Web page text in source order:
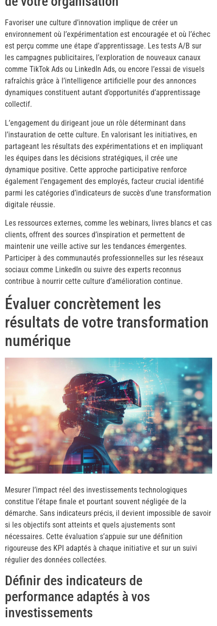
Favoriser une culture d’innovation implique de créer un
environnement où l’expérimentation est encouragée et où l’échec
est perçu comme une étape d’apprentissage. Les tests A/B sur
les campagnes publicitaires, l’exploration de nouveaux canaux
comme TikTok Ads ou LinkedIn Ads, ou encore l’essai de visuels
rafraîchis grâce à l’intelligence artificielle pour des annonces
dynamiques constituent autant d’opportunités d’apprentissage
collectif.
L’engagement du dirigeant joue un rôle déterminant dans
l’instauration de cette culture. En valorisant les initiatives, en
partageant les résultats des expérimentations et en impliquant
les équipes dans les décisions stratégiques, il crée une
dynamique positive. Cette approche participative renforce
également l’engagement des employés, facteur crucial identifié
parmi les catégories d’indicateurs de succès d’une transformation
digitale réussie.
Les ressources externes, comme les webinars, livres blancs et cas
clients, offrent des sources d’inspiration et permettent de
maintenir une veille active sur les tendances émergentes.
Participer à des communautés professionnelles sur les réseaux
sociaux comme LinkedIn ou suivre des experts reconnus
contribue à nourrir cette culture d’amélioration continue.
Évaluer concrètement les
résultats de votre transformation
numérique
Mesurer l’impact réel des investissements technologiques
constitue l’étape finale et pourtant souvent négligée de la
démarche. Sans indicateurs précis, il devient impossible de savoir
si les objectifs sont atteints et quels ajustements sont
nécessaires. Cette évaluation s’appuie sur une définition
rigoureuse des KPI adaptés à chaque initiative et sur un suivi
régulier des données collectées.
Définir des indicateurs de
performance adaptés à vos
investissements